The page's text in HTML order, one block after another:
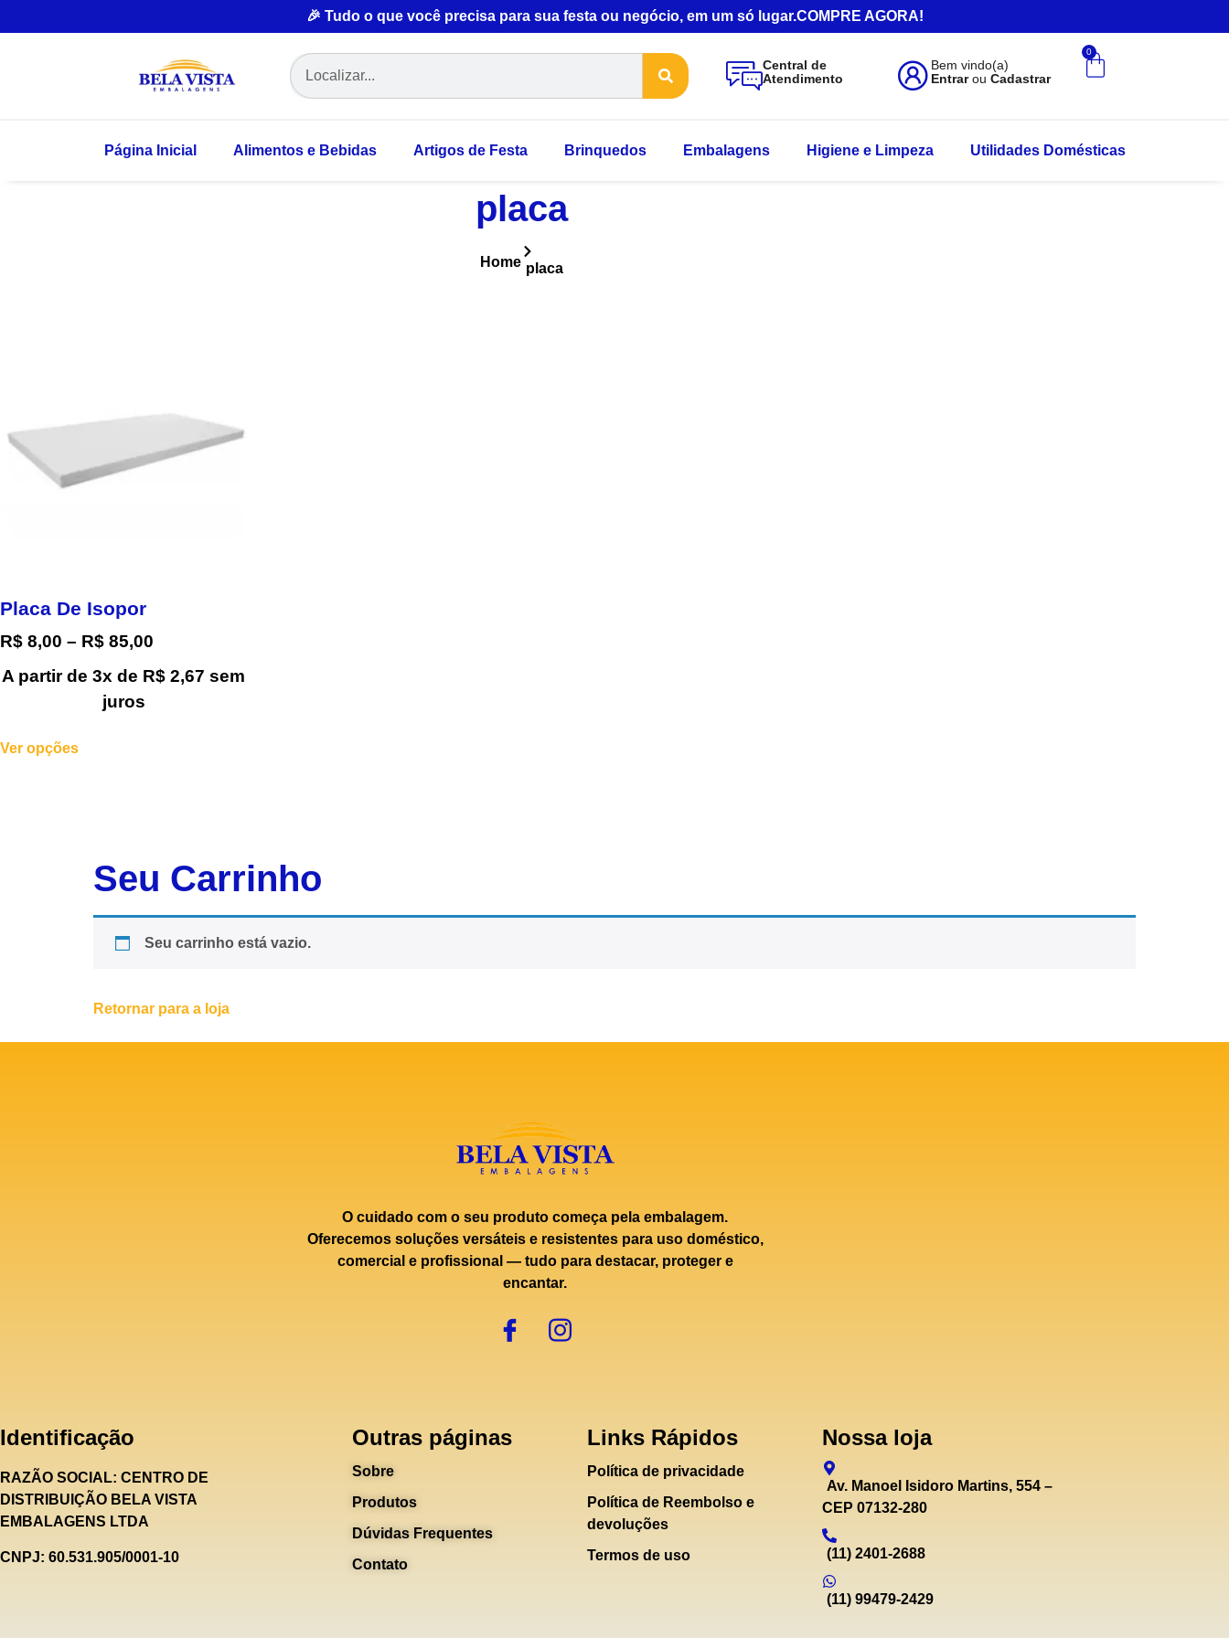
🎉 Tudo o que você precisa para sua festa ou negócio, em um só lugar.COMPRE AGORA!
Central de
Atendimento
Bem vindo(a)
EntrarouCadastrar
0
Página Inicial Alimentos e Bebidas Artigos de Festa Brinquedos Embalagens Higiene e Limpeza Utilidades Domésticas
placa
Home placa
Placa De Isopor
R$ 8,00 – R$ 85,00
A partir de 3x de R$ 2,67 sem
juros
Ver opções
Seu Carrinho
Seu carrinho está vazio.
Retornar para a loja
O cuidado com o seu produto começa pela embalagem.
Oferecemos soluções versáteis e resistentes para uso doméstico,
comercial e profissional — tudo para destacar, proteger e
encantar.
Identificação
RAZÃO SOCIAL: CENTRO DE
DISTRIBUIÇÃO BELA VISTA
EMBALAGENS LTDA
CNPJ: 60.531.905/0001-10
Outras páginas
Sobre
Produtos
Dúvidas Frequentes
Contato
Links Rápidos
Política de privacidade
Política de Reembolso e
devoluções
Termos de uso
Nossa loja
Av. Manoel Isidoro Martins, 554 –
CEP 07132-280
(11) 2401-2688
(11) 99479-2429